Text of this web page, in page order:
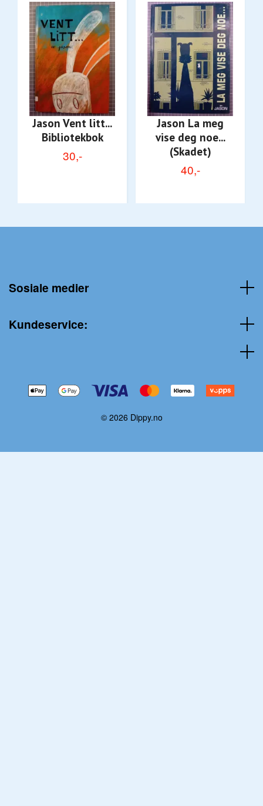
Jason Vent litt...
Bibliotekbok
30,-
Jason La meg
vise deg noe...
(Skadet)
40,-
Sosiale medier
Kundeservice:
© 2026 Dippy.no